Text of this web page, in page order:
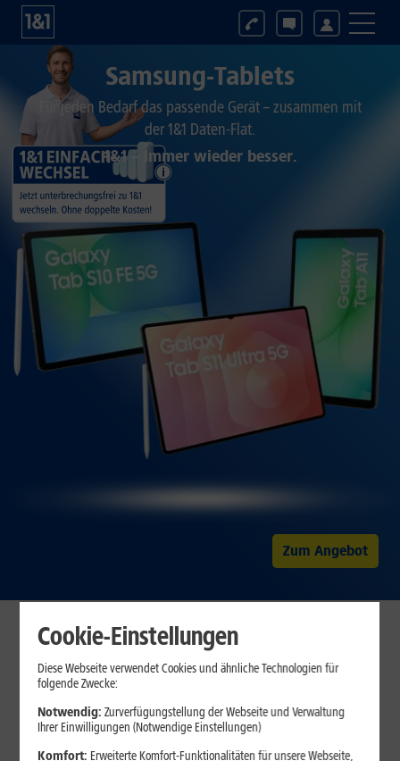
Samsung-Tablets
Für jeden Bedarf das passende Gerät – zusammen mit
der 1&1 Daten-Flat.
1&1 – Immer wieder besser.
Zum Angebot
Unsere Top-Angebote
DAUERTIEFPREISE
AUF WUNSCH
Cookie-Einstellungen
Diese Webseite verwendet Cookies und ähnliche Technologien für
folgende Zwecke:
Notwendig: Zurverfügungstellung der Webseite und Verwaltung
Ihrer Einwilligungen (Notwendige Einstellungen)
Komfort: Erweiterte Komfort-Funktionalitäten für unsere Webseite,